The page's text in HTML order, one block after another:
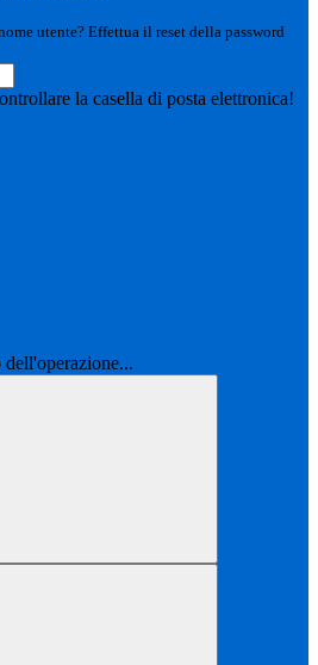
utente? Effettua il reset della password
la casella di posta elettronica!